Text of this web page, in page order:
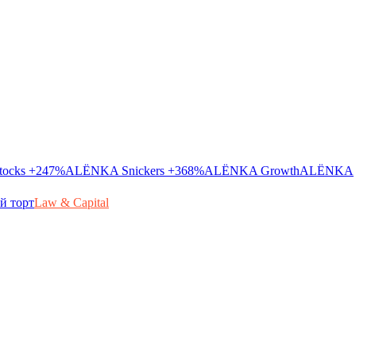
+247%ALЁNKA Snickers +368%ALЁNKA GrowthALЁNKA
тортLaw & Capital